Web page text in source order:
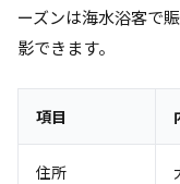
ーズンは海水浴客で
影できます。
項目
住所